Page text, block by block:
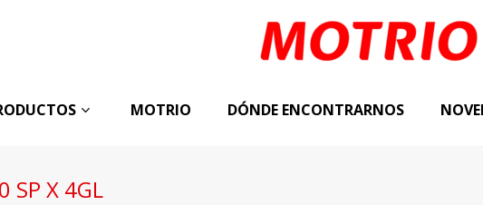
MOTRIO DÓNDE ENCONTRARNOS
SP X 4GL